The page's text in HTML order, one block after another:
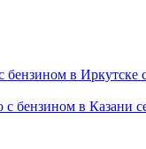
бензином в Иркутске
с бензином в Казани